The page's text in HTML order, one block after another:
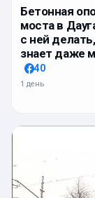
Бетонная
моста в
с ней
знает даже
40
1 день